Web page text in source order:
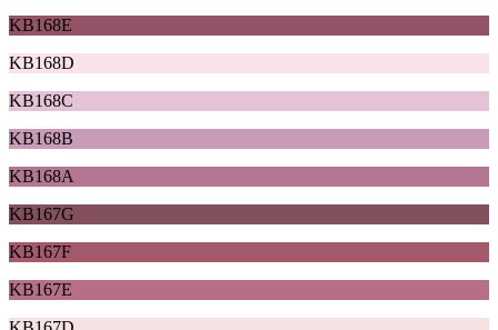
KB168E
KB168D
KB168C
KB168B
KB168A
KB167G
KB167F
KB167E